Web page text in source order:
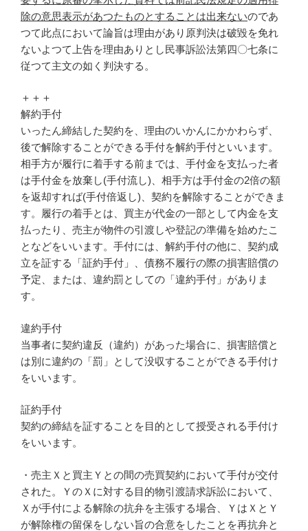
除の意思表示があつたものとすることは出来ないのであ
つて此点において論旨は理由があり原判決は破毀を免れ
ないよつて上告を理由ありとし民事訴訟法第四〇七条に
従つて主文の如く判決する。
＋＋＋
解約手付
いったん締結した契約を、理由のいかんにかかわらず、
後で解除することができる手付を解約手付といいます。
相手方が履行に着手する前までは、手付金を支払った者
は手付金を放棄し(手付流し)、相手方は手付金の2倍の額
を返却すれば(手付倍返し)、契約を解除することができま
す。履行の着手とは、買主が代金の一部として内金を支
払ったり、売主が物件の引渡しや登記の準備を始めたこ
となどをいいます。手付には、解約手付の他に、契約成
立を証する「証約手付」、債務不履行の際の損害賠償の
予定、または、違約罰としての「違約手付」がありま
す。
違約手付
当事者に契約違反（違約）があった場合に、損害賠償と
は別に違約の「罰」として没収することができる手付け
をいいます。
証約手付
契約の締結を証することを目的として授受される手付け
をいいます。
・売主Ｘと買主Ｙとの間の売買契約において手付が交付
された。ＹのＸに対する目的物引渡請求訴訟において、
Ｘが手付による解除の抗弁を主張する場合、ＹはＸとＹ
が解除権の留保をしない旨の合意をしたことを再抗弁と